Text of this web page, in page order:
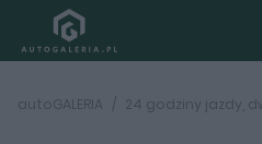
autoGALERIA